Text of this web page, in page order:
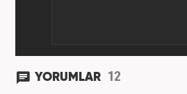
YORUMLAR 12